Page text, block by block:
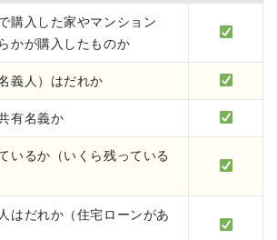
購入した家やマンション
かが購入したものか
義人）はだれか
有名義か
いるか（いくら残っている
はだれか（住宅ローンがあ